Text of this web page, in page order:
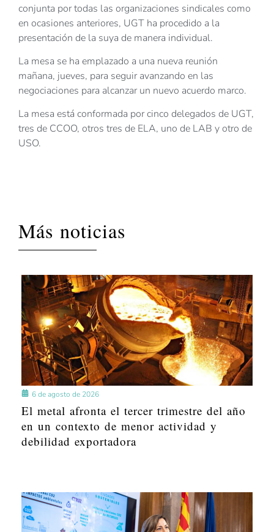
conjunta por todas las organizaciones sindicales como
en ocasiones anteriores, UGT ha procedido a la
presentación de la suya de manera individual.
La mesa se ha emplazado a una nueva reunión
mañana, jueves, para seguir avanzando en las
negociaciones para alcanzar un nuevo acuerdo marco.
La mesa está conformada por cinco delegados de UGT,
tres de CCOO, otros tres de ELA, uno de LAB y otro de
USO.
Más noticias
6 de agosto de 2026
El metal afronta el tercer trimestre del año
en un contexto de menor actividad y
debilidad exportadora